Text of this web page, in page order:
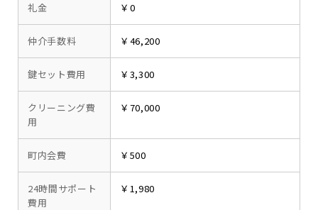
礼金 ￥0
仲介手数料 ￥46,200
鍵セット費用 ￥3,300
クリーニング費
用
￥70,000
町内会費 ￥500
24時間サポート
費用
￥1,980